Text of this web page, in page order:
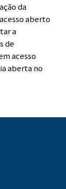
da
aberto
a
de
acesso
aberta no